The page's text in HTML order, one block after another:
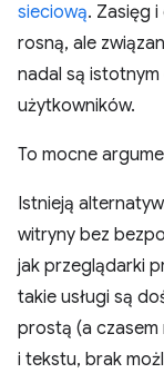
sieciową. Zasięg
rosną, ale
nadal są
użytkowników.
To mocne
Istnieją
witryny bez
jak przeglądarki
takie usługi są
prostą (a
i tekstu, brak